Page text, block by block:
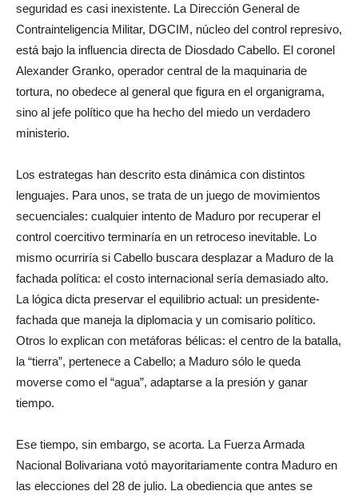
seguridad es casi inexistente. La Dirección General de
Contrainteligencia Militar, DGCIM, núcleo del control represivo,
está bajo la influencia directa de Diosdado Cabello. El coronel
Alexander Granko, operador central de la maquinaria de
tortura, no obedece al general que figura en el organigrama,
sino al jefe político que ha hecho del miedo un verdadero
ministerio.
Los estrategas han descrito esta dinámica con distintos
lenguajes. Para unos, se trata de un juego de movimientos
secuenciales: cualquier intento de Maduro por recuperar el
control coercitivo terminaría en un retroceso inevitable. Lo
mismo ocurriría si Cabello buscara desplazar a Maduro de la
fachada política: el costo internacional sería demasiado alto.
La lógica dicta preservar el equilibrio actual: un presidente-
fachada que maneja la diplomacia y un comisario político.
Otros lo explican con metáforas bélicas: el centro de la batalla,
la “tierra”, pertenece a Cabello; a Maduro sólo le queda
moverse como el “agua”, adaptarse a la presión y ganar
tiempo.
Ese tiempo, sin embargo, se acorta. La Fuerza Armada
Nacional Bolivariana votó mayoritariamente contra Maduro en
las elecciones del 28 de julio. La obediencia que antes se